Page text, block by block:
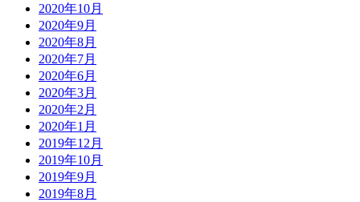
2020年10月
2020年9月
2020年8月
2020年7月
2020年6月
2020年3月
2020年2月
2020年1月
2019年12月
2019年10月
2019年9月
2019年8月